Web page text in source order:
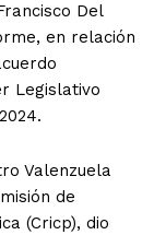
Del
en relación
Legislativo
Valenzuela
de
(Cricp), dio